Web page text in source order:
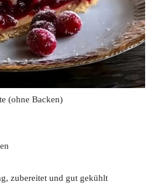
(ohne Backen)
zubereitet und gut gekühlt